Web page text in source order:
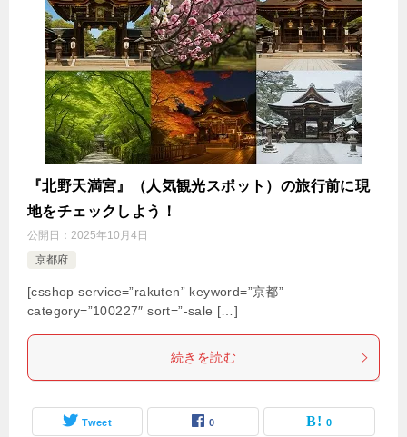
『北野天満宮』（人気観光スポット）の旅行前に現
地をチェックしよう！
公開日： 2025年10月4日
京都府
[csshop service=”rakuten” keyword=”京都”
category=”100227″ sort=”-sale […]
続きを読む
Tweet 0 0